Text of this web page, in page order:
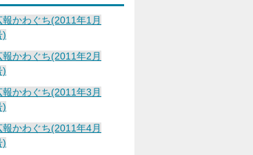
報かわぐち(2011年1月
)
報かわぐち(2011年2月
)
報かわぐち(2011年3月
)
報かわぐち(2011年4月
)